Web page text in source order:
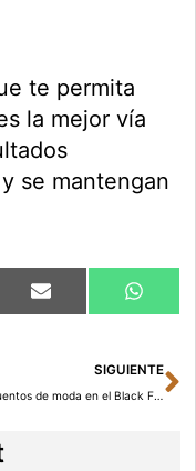
te permita
la mejor vía
se mantengan
Compartir
en
Email
en
SIGUIENTE
Los descuentos de moda en el Black Friday 2014 para España